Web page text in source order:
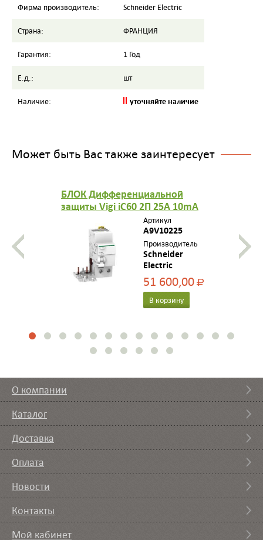
Фирма производитель: Schneider Electric
Страна: ФРАНЦИЯ
Гарантия: 1 Год
Е.д.: шт
Наличие: уточняйте наличие
Может быть Вас также заинтересует
БЛОК Дифференциальной
защиты Vigi iC60 2П 25A 10mA
Артикул
A9V10225
Производитель
Schneider
Electric
51 600,00Р
В корзину
О компании
Каталог
Доставка
Оплата
Новости
Контакты
Мой кабинет